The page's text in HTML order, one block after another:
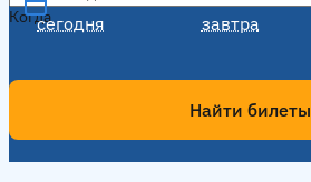
сегодня завтра
Когда
Найти билеты